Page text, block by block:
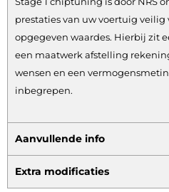
prestaties van uw voertuig veilig
opgegeven waardes. Hierbij zit
een maatwerk afstelling
wensen en een
inbegrepen.
Aanvullende info
Extra modificaties